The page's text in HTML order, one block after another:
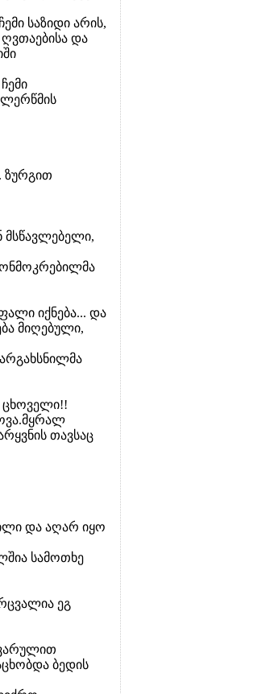
საზიდი არის,
და
ზურგით
მსწავლებელი,
იქნება... და
მიღებული,
ცხოველი!!
თავსაც
და აღარ იყო
სამოთხე
ეგ
ბედის